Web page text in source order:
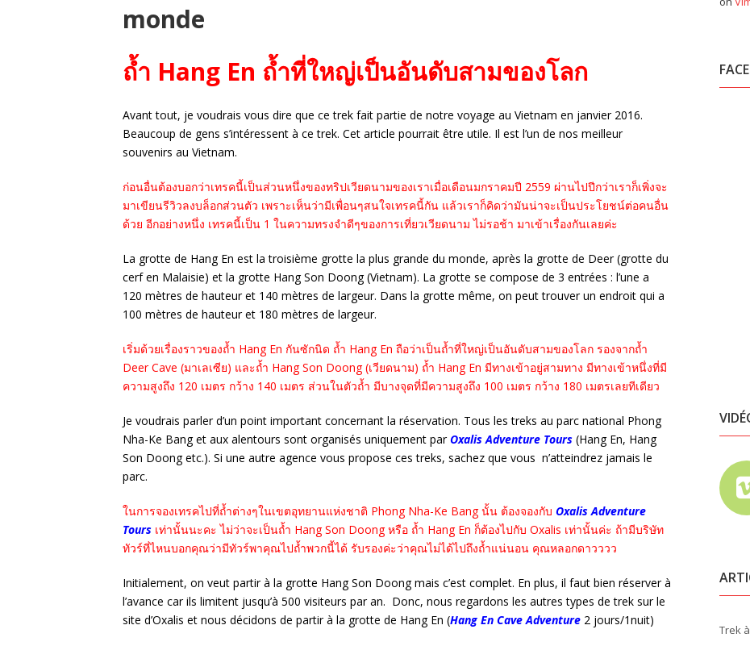
monde
ถ้ำ Hang En ถ้ำที่ใหญ่เป็นอันดับสามของโลก
Avant tout, je voudrais vous dire que ce trek fait partie de notre voyage au Vietnam en janvier 2016.
Beaucoup de gens s’intéressent à ce trek. Cet article pourrait être utile. Il est l’un de nos meilleur
souvenirs au Vietnam.
ก่อนอื่นต้องบอกว่าเทรคนี้เป็นส่วนหนึ่งของทริปเวียดนามของเราเมื่อเดือนมกราคมปี 2559 ผ่านไปปีกว่าเราก็เพิ่งจะ
มาเขียนรีวิวลงบล็อกส่วนตัว เพราะเห็นว่ามีเพื่อนๆสนใจเทรคนี้กัน แล้วเราก็คิดว่ามันน่าจะเป็นประโยชน์ต่อคนอื่น
ด้วย อีกอย่างหนึ่ง เทรคนี้เป็น 1 ในความทรงจำดีๆของการเที่ยวเวียดนาม ไม่รอช้า มาเข้าเรื่องกันเลยค่ะ
La grotte de Hang En est la troisième grotte la plus grande du monde, après la grotte de Deer (grotte du
cerf en Malaisie) et la grotte Hang Son Doong (Vietnam). La grotte se compose de 3 entrées : l’une a
120 mètres de hauteur et 140 mètres de largeur. Dans la grotte même, on peut trouver un endroit qui a
100 mètres de hauteur et 180 mètres de largeur.
เริ่มด้วยเรื่องราวของถ้ำ Hang En กันซักนิด ถ้ำ Hang En ถือว่าเป็นถ้ำที่ใหญ่เป็นอันดับสามของโลก รองจากถ้ำ
Deer Cave (มาเลเซีย) และถ้ำ Hang Son Doong (เวียดนาม) ถ้ำ Hang En มีทางเข้าอยู่สามทาง มีทางเข้าหนึ่งที่มี
ความสูงถึง 120 เมตร กว้าง 140 เมตร ส่วนในตัวถ้ำ มีบางจุดที่มีความสูงถึง 100 เมตร กว้าง 180 เมตรเลยทีเดียว
Je voudrais parler d’un point important concernant la réservation. Tous les treks au parc national Phong
Nha-Ke Bang et aux alentours sont organisés uniquement parOxalis Adventure Tours (Hang En, Hang
Son Doong etc.). Si une autre agence vous propose ces treks, sachez que vous n’atteindrez jamais le
parc.
ในการจองเทรคไปที่ถ้ำต่างๆในเขตอุทยานแห่งชาติ Phong Nha-Ke Bang นั้น ต้องจองกับ Oxalis Adventure
Tours เท่านั้นนะคะ ไม่ว่าจะเป็นถ้ำ Hang Son Doong หรือ ถ้ำ Hang En ก็ต้องไปกับ Oxalis เท่านั้นค่ะ ถ้ามีบริษัท
ทัวร์ที่ไหนบอกคุณว่ามีทัวร์พาคุณไปถ้ำพวกนี้ได้ รับรองค่ะว่าคุณไม่ได้ไปถึงถ้ำแน่นอน คุณหลอกดาวววว
Initialement, on veut partir à la grotte Hang Son Doong mais c’est complet. En plus, il faut bien réserver à
l’avance car ils limitent jusqu’à 500 visiteurs par an. Donc, nous regardons les autres types de trek sur le
site d’Oxalis et nous décidons de partir à la grotte de Hang En (Hang En Cave Adventure 2 jours/1nuit)
Trek